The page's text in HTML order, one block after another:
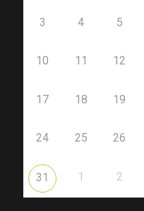
3 4 5
10 11 12
17 18 19
24 25 26
31 1 2